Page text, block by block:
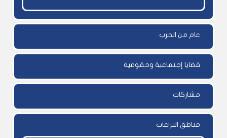
عام من الحرب
قضايا إجتماعية وحقوقية
مشاركات
مناطق النزاعات